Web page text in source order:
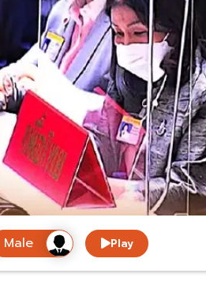
Play